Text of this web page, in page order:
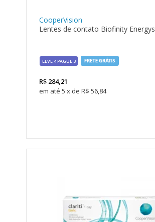
LEVE 4 PAGUE 3
CooperVision
Lentes de contato Biofinity Energys
R$ 284,21
5 x de R$ 56,84